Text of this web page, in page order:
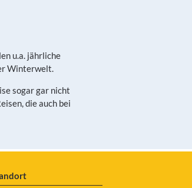
u.a. jährliche
Winterwelt.
sogar gar nicht
die auch bei